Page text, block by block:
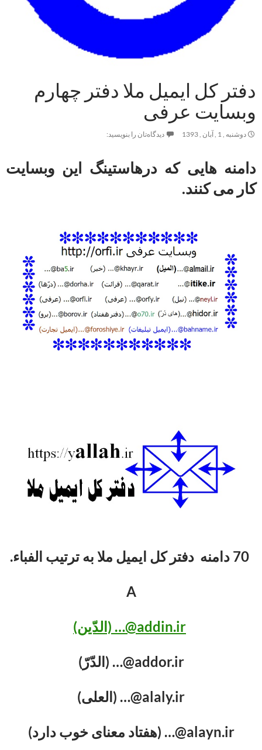
دفتر کل ایمیل ملا دفتر چهارم
وبسایت عرفی
دوشنبه , 1 , آبان , 1393 دیدگاه‌تان را بنویسید:
دامنه هایی که درهاستینگ این وبسایت
کار می کنند.
A
addin.ir@… (الدّین)
addor.ir@… (الدّرّ)
alaly.ir@… (العلی)
alayn.ir@… (هفتاد معنای خوب دارد)